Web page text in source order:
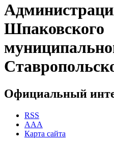
Шпаковского
Официальный
RSS
AAA
Карта сайта